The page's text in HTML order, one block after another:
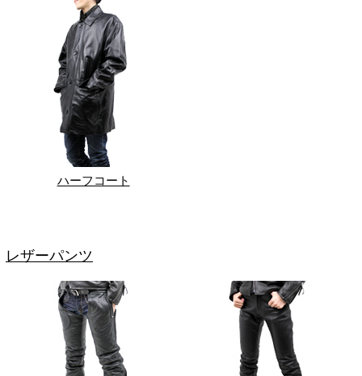
ハーフコート
レザーパンツ